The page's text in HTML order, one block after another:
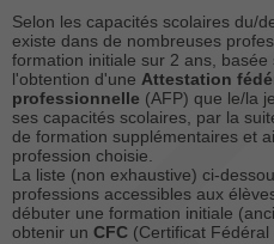
Selon les capacités scolaires du/
existe dans de nombreuses
formation initiale sur 2 ans,
l'obtention d'une Attestation
professionnelle (AFP) que le/la
ses capacités scolaires, par la
de formation supplémentaires et
profession choisie.
La liste (non exhaustive) ci-
professions accessibles aux
débuter une formation initiale
obtenir un CFC (Certificat